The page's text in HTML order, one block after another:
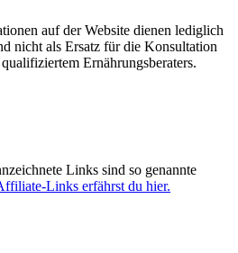
auf der Website dienen lediglich
nicht als Ersatz für die Konsultation
Ernährungsberaters.
Links sind so genannte
Links erfährst du hier.